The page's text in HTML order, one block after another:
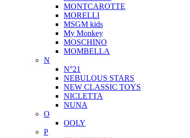
MONTCAROTTE
MORELLI
MSGM kids
My Monkey
MOSCHINO
MOMBELLA
N
N°21
NEBULOUS STARS
NEW CLASSIC TOYS
NICLETTA
NUNA
O
OOLY
P